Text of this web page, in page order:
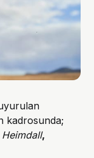
kadrosunda;
Heimdall,